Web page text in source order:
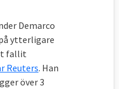
Demarco
ytterligare
fallit
Reuters. Han
över 3